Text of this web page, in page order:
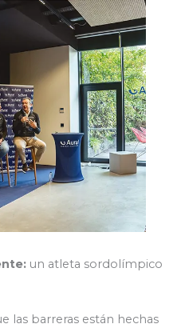
un atleta sordolímpico
las barreras están hechas